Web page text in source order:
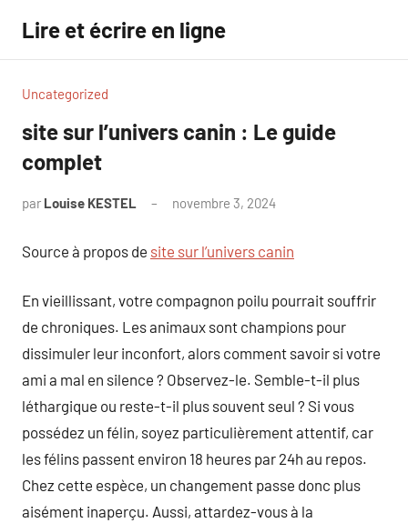
contenu
Lire et écrire en ligne
Uncategorized
site sur l’univers canin : Le guide
complet
par Louise KESTEL novembre 3, 2024
Source à propos de site sur l’univers canin
En vieillissant, votre compagnon poilu pourrait souffrir
de chroniques. Les animaux sont champions pour
dissimuler leur inconfort, alors comment savoir si votre
ami a mal en silence ? Observez-le. Semble-t-il plus
léthargique ou reste-t-il plus souvent seul ? Si vous
possédez un félin, soyez particulièrement attentif, car
les félins passent environ 18 heures par 24h au repos.
Chez cette espèce, un changement passe donc plus
aisément inaperçu. Aussi, attardez-vous à la